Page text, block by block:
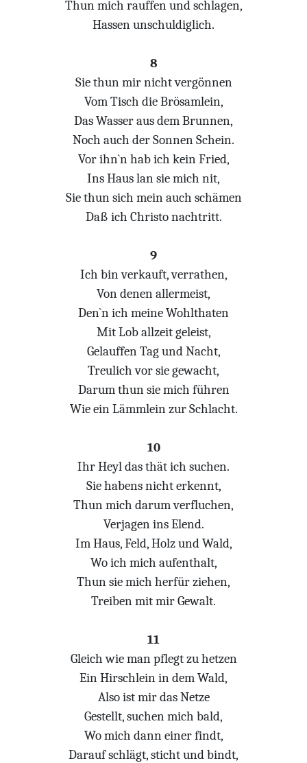
Thun mich rauffen und schlagen,
Hassen unschuldiglich.
8
Sie thun mir nicht vergönnen
Vom Tisch die Brösamlein,
Das Wasser aus dem Brunnen,
Noch auch der Sonnen Schein.
Vor ihn`n hab ich kein Fried,
Ins Haus lan sie mich nit,
Sie thun sich mein auch schämen
Daß ich Christo nachtritt.
9
Ich bin verkauft, verrathen,
Von denen allermeist,
Den`n ich meine Wohlthaten
Mit Lob allzeit geleist,
Gelauffen Tag und Nacht,
Treulich vor sie gewacht,
Darum thun sie mich führen
Wie ein Lämmlein zur Schlacht.
10
Ihr Heyl das thät ich suchen.
Sie habens nicht erkennt,
Thun mich darum verfluchen,
Verjagen ins Elend.
Im Haus, Feld, Holz und Wald,
Wo ich mich aufenthalt,
Thun sie mich herfür ziehen,
Treiben mit mir Gewalt.
11
Gleich wie man pflegt zu hetzen
Ein Hirschlein in dem Wald,
Also ist mir das Netze
Gestellt, suchen mich bald,
Wo mich dann einer findt,
Darauf schlägt, sticht und bindt,